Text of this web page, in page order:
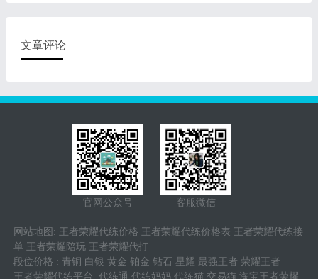
青睐于从这两个平台中找
寻，有规定因而才能够有市
玩家现如今全是日进斗金
家愈来愈多。
文章评论
官网公众号 客服微信
网站地图 : 王者荣耀代练价格 王者荣耀代练价格表 王者荣耀代练接
单 王者荣耀陪玩 王者荣耀代打
段位价格 : 青铜 白银 黄金 铂金 钻石 星耀 最强王者 荣耀王者
王者荣耀代练平台: 代练通 代练妈妈 代练猫 交易猫 淘宝王者荣耀